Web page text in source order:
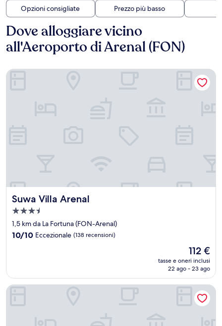
Opzioni consigliate
Prezzo più basso
Dove alloggiare vicino
all'Aeroporto di Arenal (FON)
Suwa Villa Arenal
Suwa Villa Arenal
Struttura
a
3.5
stelle
1,5 km da La Fortuna (FON-Arenal)
10.0
recensioni)
10/10 Eccezionale (138 recensioni)
Il
prezzo
attuale
112 €
112 €
tasse e oneri inclusi
22 ago - 23 ago
Suwa Villa Arenal
Luisito steak house & hotel